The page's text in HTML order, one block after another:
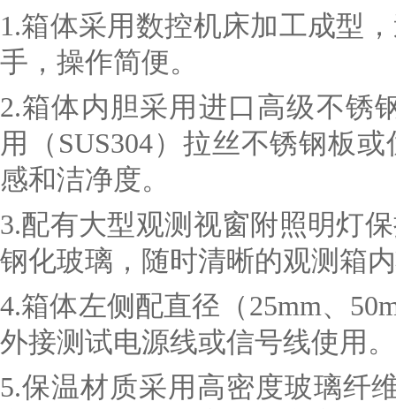
1.箱体采用数控机床加工成型
手，操作简便。
2.箱体内胆采用进口高级不锈
用（SUS304）拉丝不锈钢板
感和洁净度。
3.配有大型观测视窗附照明灯
钢化玻璃，随时清晰的观测箱
4.箱体左侧配直径（25mm、
外接测试电源线或信号线使用。
5.保温材质采用高密度玻璃纤